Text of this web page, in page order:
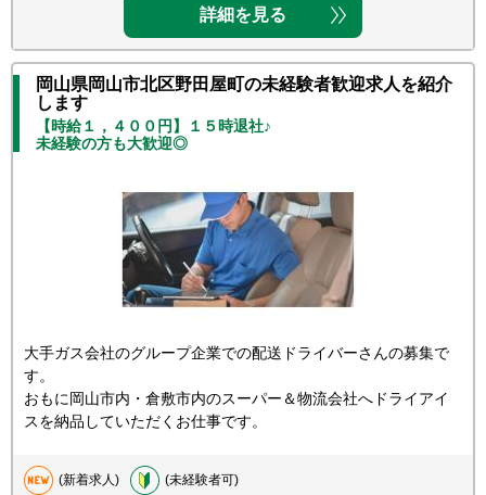
詳細を見る
岡山県岡山市北区野田屋町の未経験者歓迎求人を紹介
します
【時給１，４００円】１５時退社♪
未経験の方も大歓迎◎
大手ガス会社のグループ企業での配送ドライバーさんの募集で
す。
おもに岡山市内・倉敷市内のスーパー＆物流会社へドライアイ
スを納品していただくお仕事です。
(新着求人) (未経験者可)